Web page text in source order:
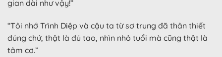
gian dài như vậy!”
“Tôi nhớ Trình Diệp và cậu ta từ sơ trung đã thân thiết
đúng chứ, thật là đủ tao, nhìn nhỏ tuổi mà cũng thật là
tâm cơ.”